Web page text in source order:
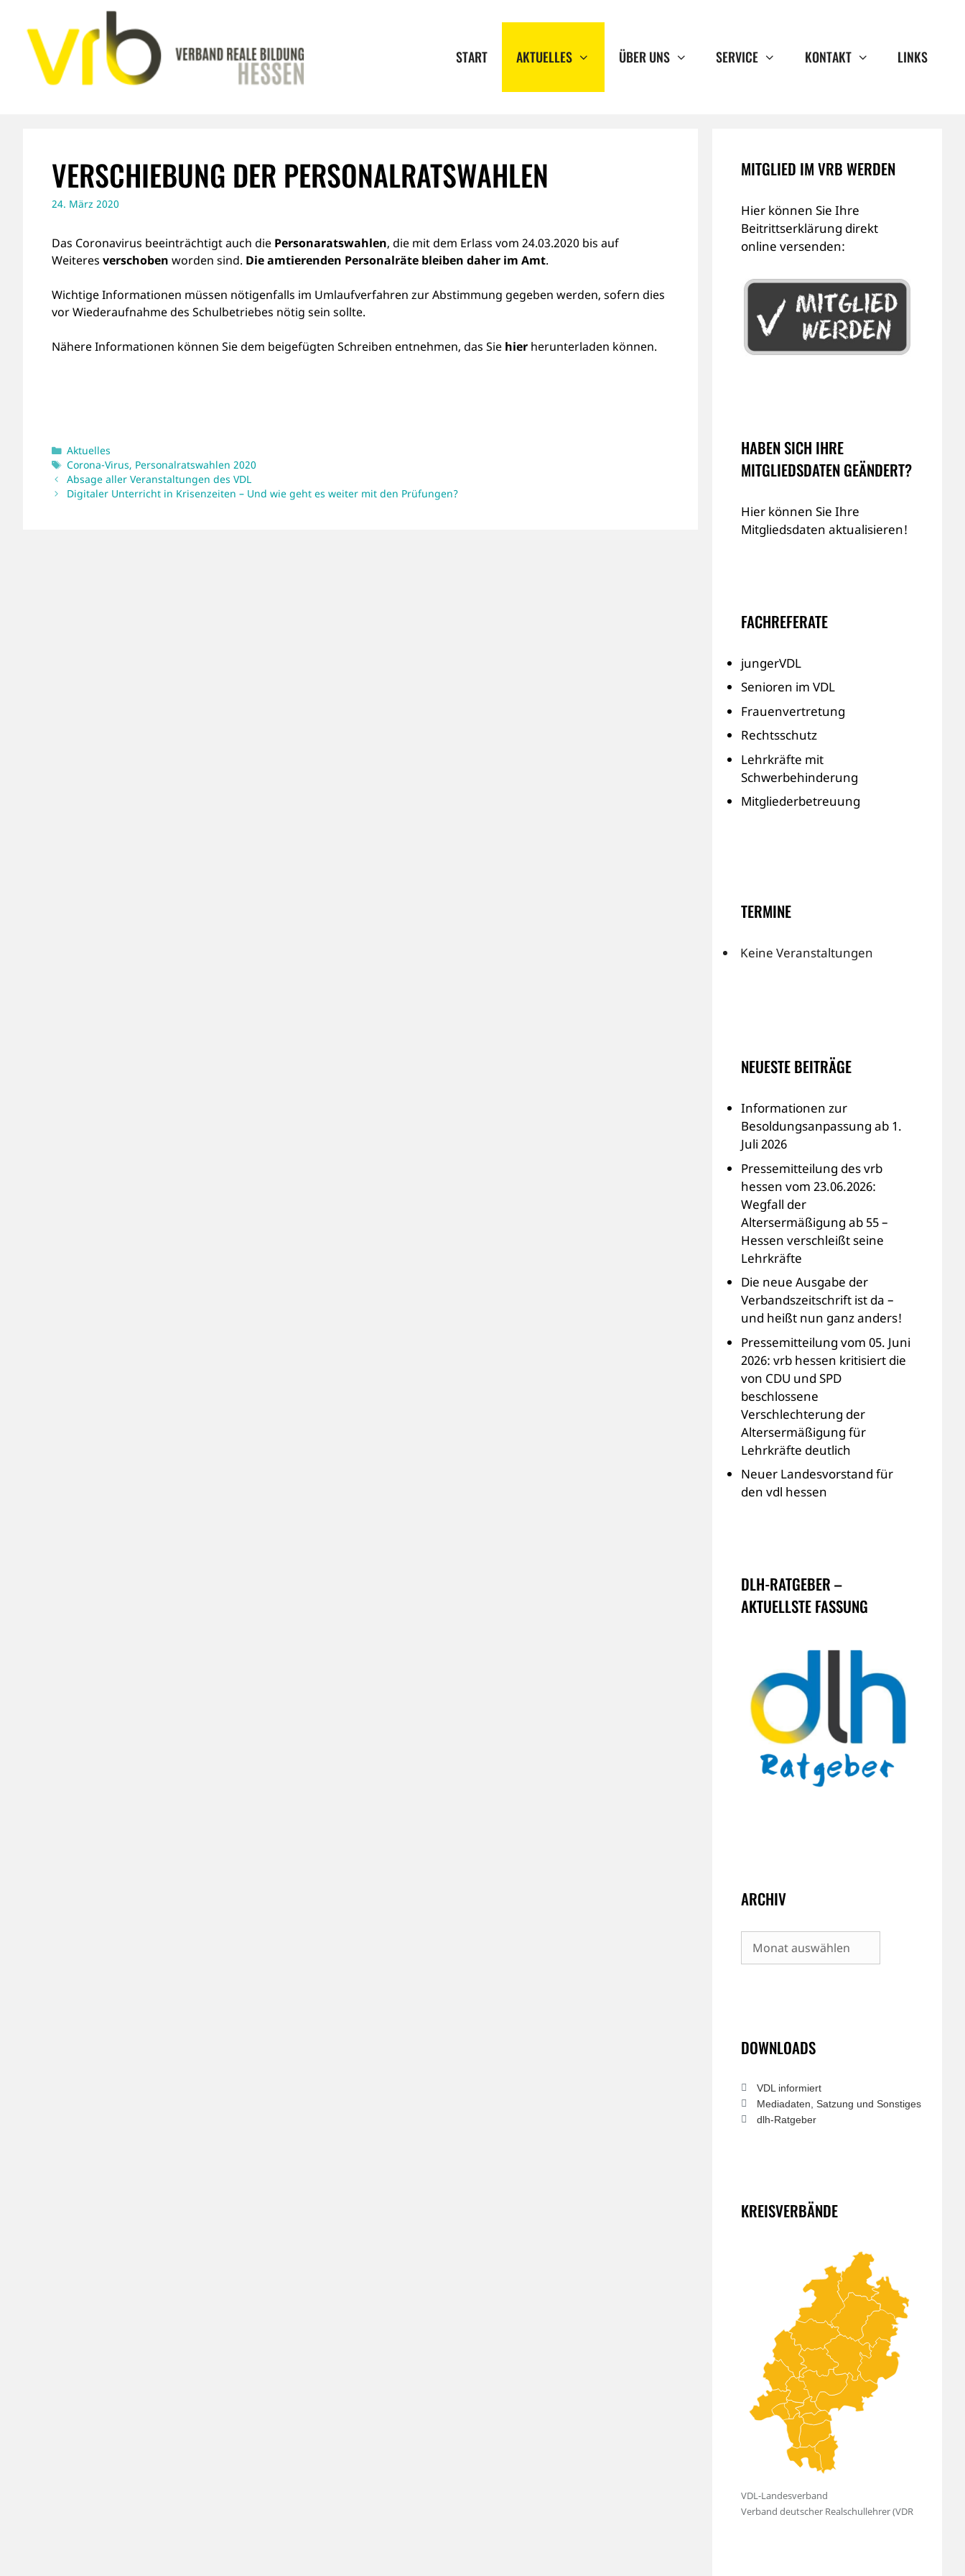
Inhalt
springen
START AKTUELLES ÜBER UNS SERVICE KONTAKT LINKS
VERSCHIEBUNG DER PERSONALRATSWAHLEN
24. März 2020
Das Coronavirus beeinträchtigt auch die Personaratswahlen, die mit dem Erlass vom 24.03.2020 bis auf
Weiteres verschoben worden sind. Die amtierenden Personalräte bleiben daher im Amt.
Wichtige Informationen müssen nötigenfalls im Umlaufverfahren zur Abstimmung gegeben werden, sofern dies
vor Wiederaufnahme des Schulbetriebes nötig sein sollte.
Nähere Informationen können Sie dem beigefügten Schreiben entnehmen, das Sie hier herunterladen können.
Kategorien
Aktuelles
Schlagwörter
Corona-Virus, Personalratswahlen 2020
Absage aller Veranstaltungen des VDL
Digitaler Unterricht in Krisenzeiten – Und wie geht es weiter mit den Prüfungen?
MITGLIED IM VRB WERDEN
Hier können Sie Ihre
Beitrittserklärung direkt
online versenden:
HABEN SICH IHRE
MITGLIEDSDATEN GEÄNDERT?
Hier können Sie Ihre
Mitgliedsdaten aktualisieren!
FACHREFERATE
jungerVDL
Senioren im VDL
Frauenvertretung
Rechtsschutz
Lehrkräfte mit
Schwerbehinderung
Mitgliederbetreuung
TERMINE
Keine Veranstaltungen
NEUESTE BEITRÄGE
Informationen zur
Besoldungsanpassung ab 1.
Juli 2026
Pressemitteilung des vrb
hessen vom 23.06.2026:
Wegfall der
Altersermäßigung ab 55 –
Hessen verschleißt seine
Lehrkräfte
Die neue Ausgabe der
Verbandszeitschrift ist da –
und heißt nun ganz anders!
Pressemitteilung vom 05. Juni
2026: vrb hessen kritisiert die
von CDU und SPD
beschlossene
Verschlechterung der
Altersermäßigung für
Lehrkräfte deutlich
Neuer Landesvorstand für
den vdl hessen
DLH-RATGEBER –
AKTUELLSTE FASSUNG
ARCHIV
Archiv
DOWNLOADS
VDL informiert
Mediadaten, Satzung und Sonstiges
dlh-Ratgeber
KREISVERBÄNDE